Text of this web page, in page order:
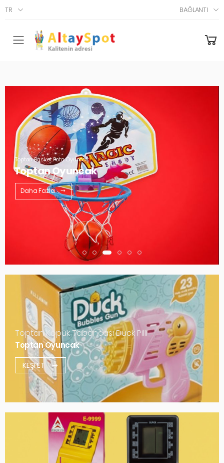
TR BAĞLANTI
Menü
Toptan Basket Pota Oyuncak
Toptan Oyuncak
Daha Fazla
Toptan Köpük Tabancası Duck Pilli
Toptan Oyuncak
KEŞFET